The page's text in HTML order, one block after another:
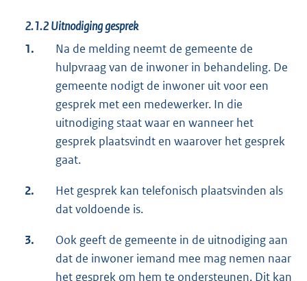
2.1.2Uitnodiging gesprek
1.
Na de melding neemt de gemeente de
hulpvraag van de inwoner in behandeling. De
gemeente nodigt de inwoner uit voor een
gesprek met een medewerker. In die
uitnodiging staat waar en wanneer het
gesprek plaatsvindt en waarover het gesprek
gaat.
2.
Het gesprek kan telefonisch plaatsvinden als
dat voldoende is.
3.
Ook geeft de gemeente in de uitnodiging aan
dat de inwoner iemand mee mag nemen naar
het gesprek om hem te ondersteunen. Dit kan